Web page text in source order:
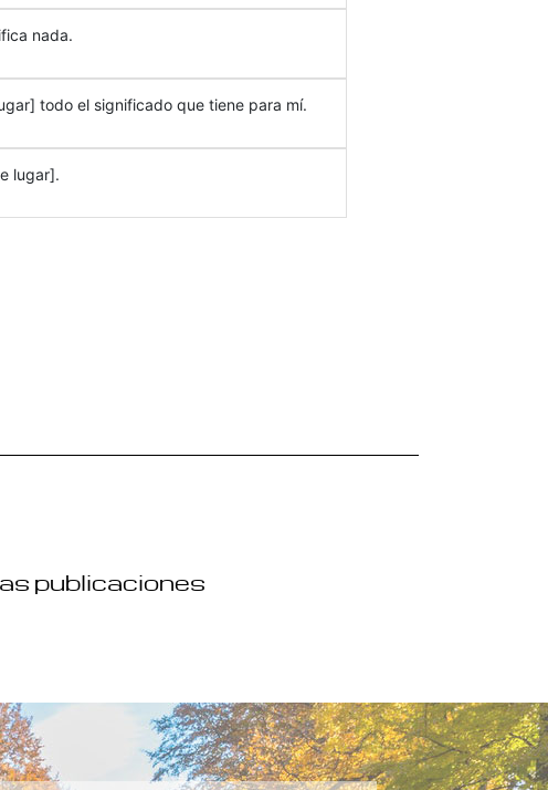
nada.
todo el significado que tiene para mí.
lugar].
publicaciones